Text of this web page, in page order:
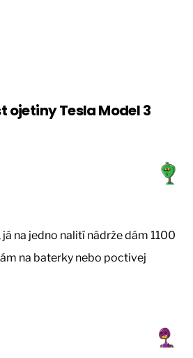
ojetiny Tesla Model 3
na jedno nalití nádrže dám 1100
na baterky nebo poctivej